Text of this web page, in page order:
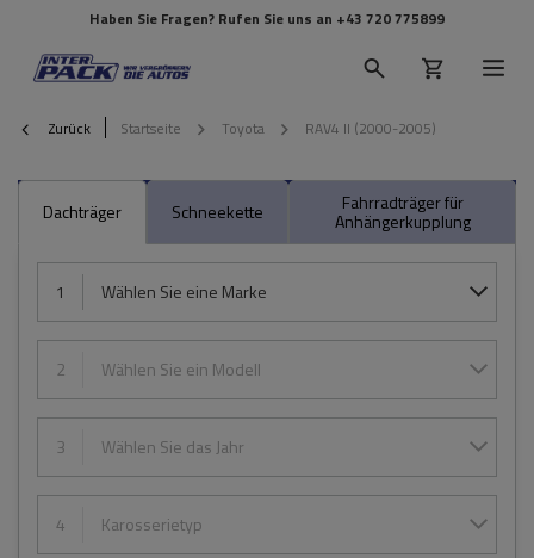
Haben Sie Fragen? Rufen Sie uns an +43 720 775899
Zurück Startseite Toyota RAV4 II (2000-2005)
Dachträger Schneekette Fahrradträger für
Anhängerkupplung
1 Wählen Sie eine Marke
2 Wählen Sie ein Modell
3 Wählen Sie das Jahr
4 Karosserietyp